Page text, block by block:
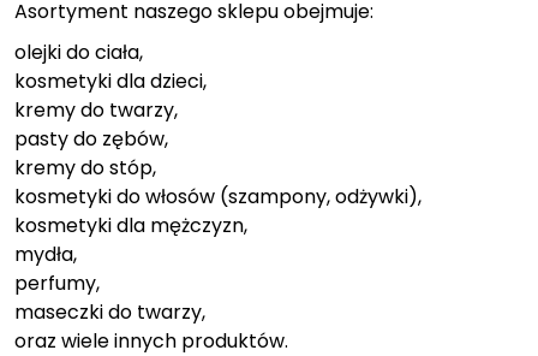
Asortyment naszego sklepu obejmuje:
olejki do ciała,
kosmetyki dla dzieci,
kremy do twarzy,
pasty do zębów,
kremy do stóp,
kosmetyki do włosów (szampony, odżywki),
kosmetyki dla mężczyzn,
mydła,
perfumy,
maseczki do twarzy,
oraz wiele innych produktów.